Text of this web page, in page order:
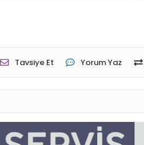
Tavsiye Et Yorum Yaz